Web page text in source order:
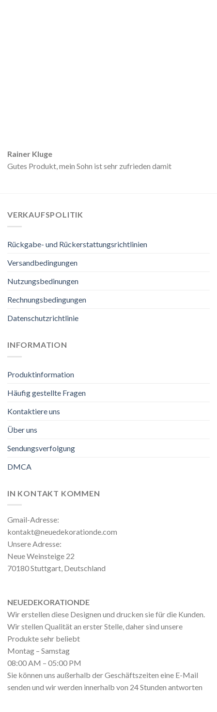
Rainer Kluge
Gutes Produkt, mein Sohn ist sehr zufrieden damit
VERKAUFSPOLITIK
Rückgabe- und Rückerstattungsrichtlinien
Versandbedingungen
Nutzungsbedinungen
Rechnungsbedingungen
Datenschutzrichtlinie
INFORMATION
Produktinformation
Häufig gestellte Fragen
Kontaktiere uns
Über uns
Sendungsverfolgung
DMCA
IN KONTAKT KOMMEN
Gmail-Adresse:
kontakt@neuedekorationde.com
Unsere Adresse:
Neue Weinsteige 22
70180 Stuttgart, Deutschland
NEUEDEKORATIONDE
Wir erstellen diese Designen und drucken sie für die Kunden.
Wir stellen Qualität an erster Stelle, daher sind unsere
Produkte sehr beliebt
Montag – Samstag
08:00 AM – 05:00 PM
Sie können uns außerhalb der Geschäftszeiten eine E-Mail
senden und wir werden innerhalb von 24 Stunden antworten